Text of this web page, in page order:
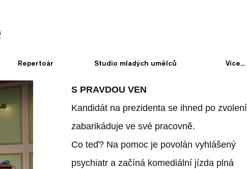
Repertoár Studio mladých umělců Více...
S PRAVDOU VEN
Kandidát na prezidenta se ihned po zvolení
zabarikáduje ve své pracovně.
Co teď? Na pomoc je povolán vyhlášený
psychiatr a začíná komediální jízda plná